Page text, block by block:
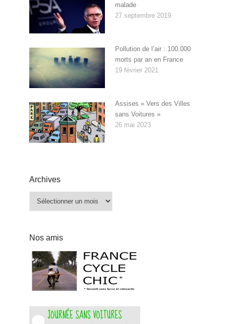
malade
27 septembre 2019
Pollution de l’air : 100.000
morts par an en France
19 février 2021
Assises « Vers des Villes
sans Voitures »
26 mai 2023
Archives
Nos amis